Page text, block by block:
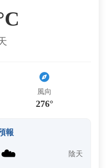
風向
276°
報
☁️ 陰天